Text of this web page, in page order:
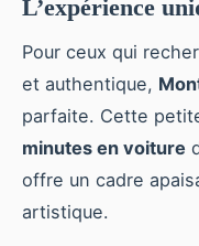
L’expérience
Pour ceux qui
et authentique,
parfaite. Cette
minutes en voiture
offre un cadre
artistique.